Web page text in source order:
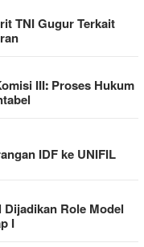
TNI Gugur Terkait
III: Proses Hukum
IDF ke UNIFIL
Role Model
I